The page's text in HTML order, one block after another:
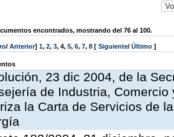
encontrados, mostrando del 76 al 100.
/ Anterior] 1, 2, 3, 4, 5, 6, 7, 8 [ Siguiente/ Último ]
23 dic 2004, de la
de Industria,
la Carta de Servicios de